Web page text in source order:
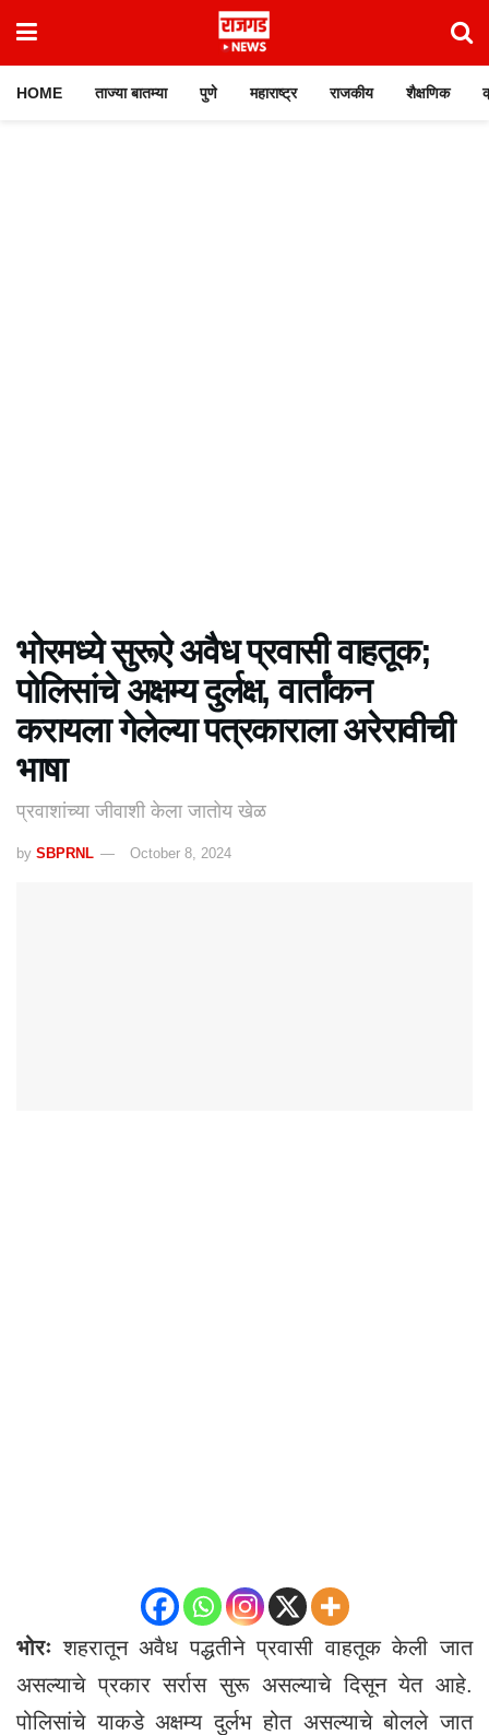
HOME ताज्या बातम्या पुणे महाराष्ट्र राजकीय शैक्षणिक
भोरमध्ये सुरूऐ अवैध प्रवासी वाहतूक;
पोलिसांचे अक्षम्य दुर्लक्ष, वार्तांकन
करायला गेलेल्या पत्रकाराला अरेरावीची
भाषा
प्रवाशांच्या जीवाशी केला जातोय खेळ
by SBPRNL October 8, 2024
भोरः शहरातून अवैध पद्धतीने प्रवासी वाहतूक केली जात
असल्याचे प्रकार सर्रास सुरू असल्याचे दिसून येत आहे.
पोलिसांचे याकडे अक्षम्य दुर्लभ होत असल्याचे बोलले जात